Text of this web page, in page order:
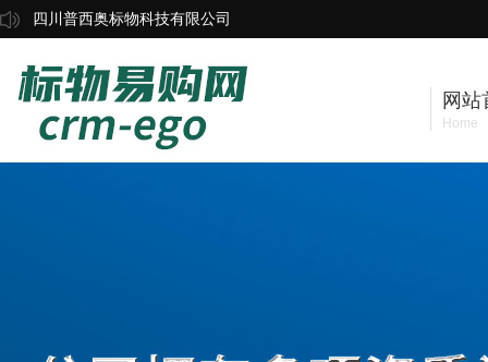
四川普西奥标物科技有限公司
网站
Home